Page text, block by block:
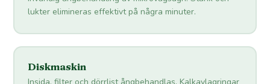
lukter elimineras effektivt på några minuter.
Diskmaskin